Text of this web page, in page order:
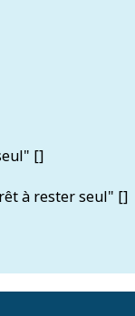
[]
à rester seul" []